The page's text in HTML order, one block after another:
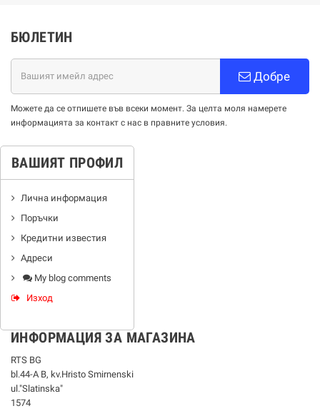
БЮЛЕТИН
Добре
Можете да се отпишете във всеки момент. За целта моля намерете
информацията за контакт с нас в правните условия.
ВАШИЯТ ПРОФИЛ
Лична информация
Поръчки
Кредитни известия
Адреси
My blog comments
Изход
ИНФОРМАЦИЯ ЗА МАГАЗИНА
RTS BG
bl.44-А В, kv.Hristo Smirnenski
ul."Slatinska"
1574